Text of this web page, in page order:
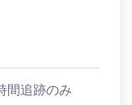
間追跡のみ